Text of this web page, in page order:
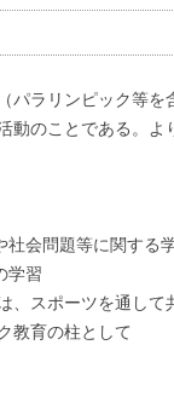
ラリンピック等を
動のことである。
社会問題等に関する
学習
スポーツを通して
教育の柱として